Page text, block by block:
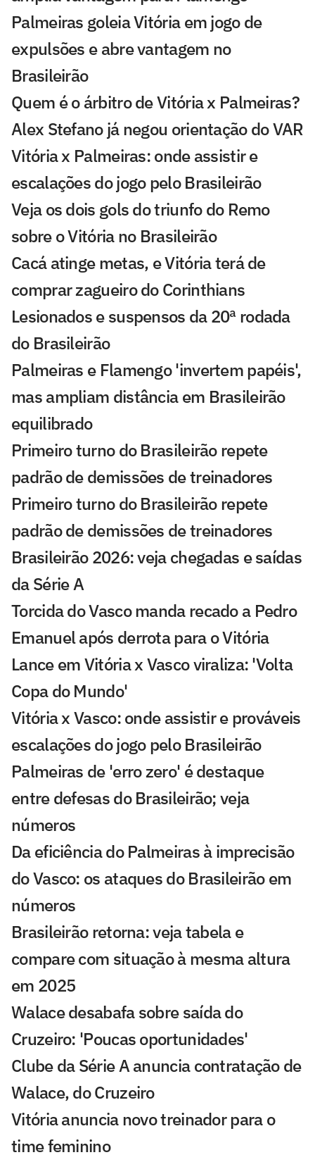
Palmeiras goleia Vitória em jogo de
expulsões e abre vantagem no
Brasileirão
Quem é o árbitro de Vitória x Palmeiras?
Alex Stefano já negou orientação do VAR
Vitória x Palmeiras: onde assistir e
escalações do jogo pelo Brasileirão
Veja os dois gols do triunfo do Remo
sobre o Vitória no Brasileirão
Cacá atinge metas, e Vitória terá de
comprar zagueiro do Corinthians
Lesionados e suspensos da 20ª rodada
do Brasileirão
Palmeiras e Flamengo 'invertem papéis',
mas ampliam distância em Brasileirão
equilibrado
Primeiro turno do Brasileirão repete
padrão de demissões de treinadores
Primeiro turno do Brasileirão repete
padrão de demissões de treinadores
Brasileirão 2026: veja chegadas e saídas
da Série A
Torcida do Vasco manda recado a Pedro
Emanuel após derrota para o Vitória
Lance em Vitória x Vasco viraliza: 'Volta
Copa do Mundo'
Vitória x Vasco: onde assistir e prováveis
escalações do jogo pelo Brasileirão
Palmeiras de 'erro zero' é destaque
entre defesas do Brasileirão; veja
números
Da eficiência do Palmeiras à imprecisão
do Vasco: os ataques do Brasileirão em
números
Brasileirão retorna: veja tabela e
compare com situação à mesma altura
em 2025
Walace desabafa sobre saída do
Cruzeiro: 'Poucas oportunidades'
Clube da Série A anuncia contratação de
Walace, do Cruzeiro
Vitória anuncia novo treinador para o
time feminino